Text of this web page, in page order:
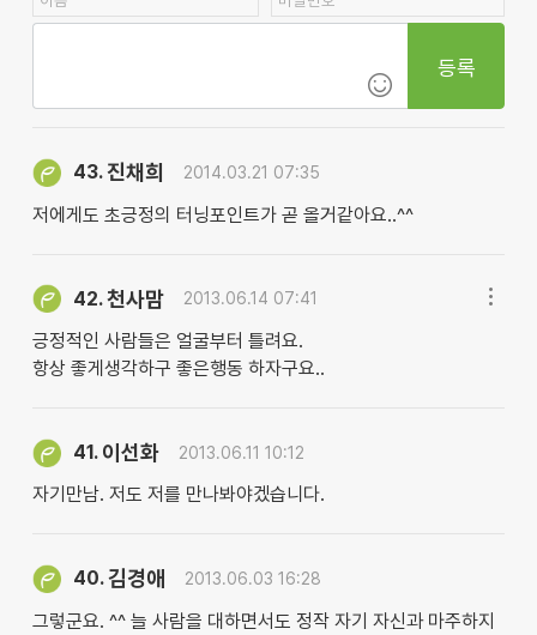
등록
43.진채희 2014.03.21 07:35
저에게도 초긍정의 터닝포인트가 곧 올거같아요..^^
42.천사맘 2013.06.14 07:41
긍정적인 사람들은 얼굴부터 틀려요.
항상 좋게생각하구 좋은행동 하자구요..
41. 이선화 2013.06.11 10:12
자기만남. 저도 저를 만나봐야겠습니다.
40.김경애 2013.06.03 16:28
그렇군요. ^^ 늘 사람을 대하면서도 정작 자기 자신과 마주하지